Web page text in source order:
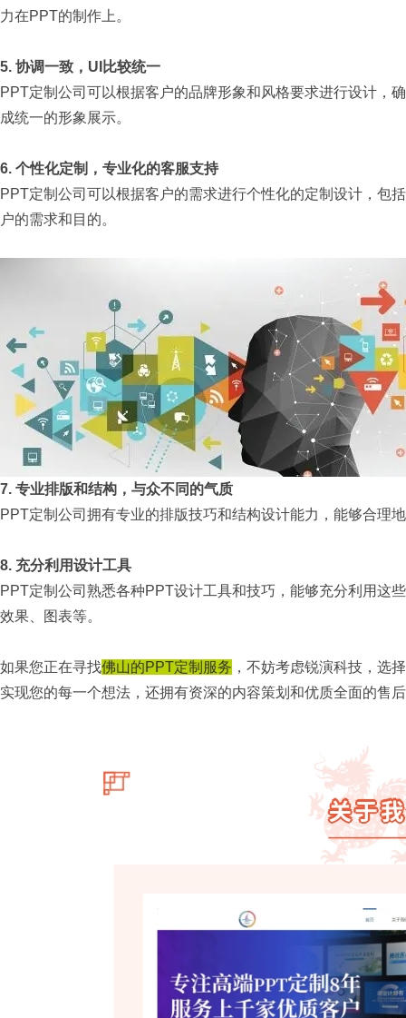
力在PPT的制作上。
5. 协调一致， UI 比较统一
PPT定制公司可以根据客户的品牌形象和风格要求进行设计，
成统一的形象展示。
6. 个性化定制，专业化的客服支持
PPT定制公司可以根据客户的需求进行个性化的定制设计，包
户的需求和目的。
7. 专业排版和结构，与众不同的气质
PPT定制公司拥有专业的排版技巧和结构设计能力，能够合理
8. 充分利用设计工具
PPT定制公司熟悉各种PPT设计工具和技巧，能够充分利用这
效果、图表等。
如果您正在寻找佛山的PPT定制服务 ，不妨考虑锐演科技，选
实现您的每一个想法，还拥有资深的内容策划和优质全面的售